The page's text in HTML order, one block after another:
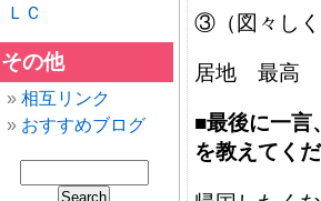
ＬＣ
その他
相互リンク
おすすめブログ
③（図々しく
居地 最高
■最後に一言
を教えてくだ